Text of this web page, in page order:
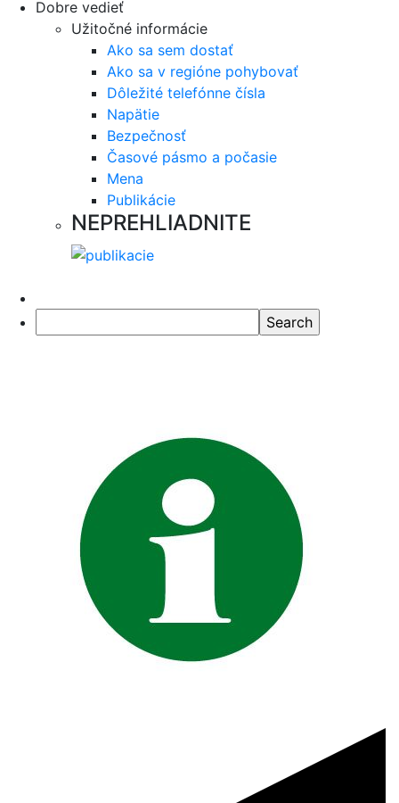
Dobre vedieť
Užitočné informácie
Ako sa sem dostať
Ako sa v regióne pohybovať
Dôležité telefónne čísla
Napätie
Bezpečnosť
Časové pásmo a počasie
Mena
Publikácie
NEPREHLIADNITE